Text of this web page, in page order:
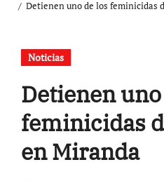
Detienen uno de los feminicidas
Noticias
Detienen
feminicidas
en Miranda